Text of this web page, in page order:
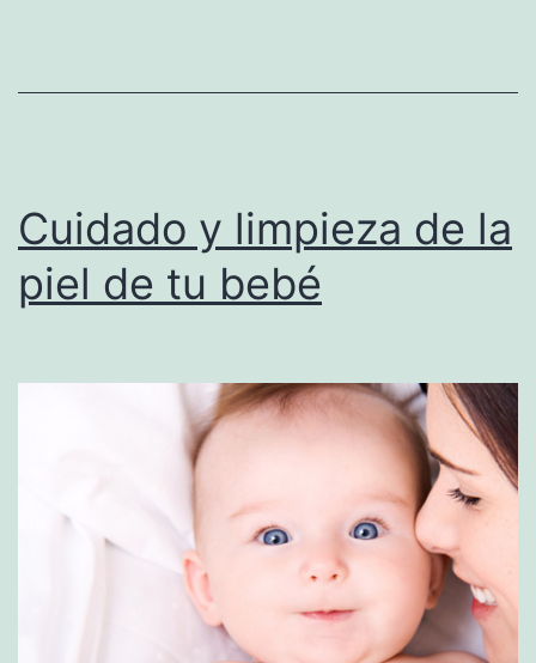
Cuidado y limpieza de la
piel de tu bebé